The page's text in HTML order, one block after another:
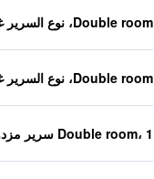
Double room، نوع السرير غير معروف
Double room، نوع السرير غير معروف
Double room، 1 سرير مزدوج